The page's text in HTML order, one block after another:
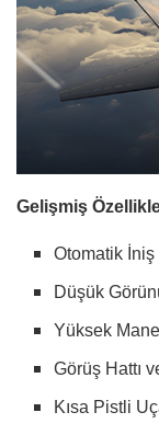
Gelişmiş
Otomatik İniş
Düşük
Yüksek
Görüş Hattı
Kısa Pistli